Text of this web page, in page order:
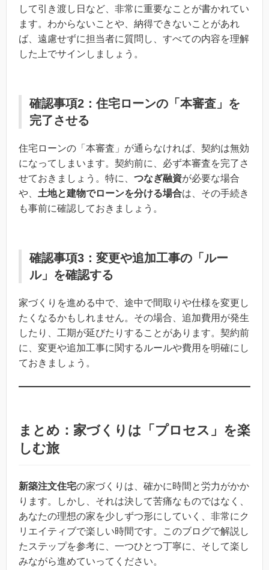
して引き渡し日など、非常に重要なことが書かれてい
ます。わからないことや、納得できないことがあれ
ば、遠慮せずに担当者に質問し、すべての内容を理解
した上でサインしましょう。
確認事項2：住宅ローンの「本審査」を
完了させる
住宅ローンの「本審査」が通らなければ、契約は無効
になってしまいます。契約前に、必ず本審査を完了さ
せておきましょう。特に、 つなぎ融資が必要な場合
や、 土地と建物でローンを分ける場合は、その手続き
も事前に確認しておきましょう。
確認事項3：変更や追加工事の「ルー
ル」を確認する
家づくりを進める中で、途中で間取りや仕様を変更し
たくなるかもしれません。その場合、追加費用が発生
したり、工期が延びたりすることがあります。契約前
に、変更や追加工事に関するルールや費用を明確にし
ておきましょう。
まとめ：家づくりは「プロセス」を楽
しむ旅
新築注文住宅の家づくりは、確かに時間と労力がかか
ります。しかし、それは決して苦痛なものではなく、
あなたの理想の家を少しずつ形にしていく、非常にク
リエイティブで楽しい時間です。このブログで解説し
たステップを参考に、一つひとつ丁寧に、そして楽し
みながら進めていってください。